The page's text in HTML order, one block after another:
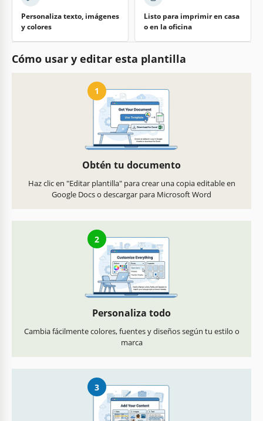
Personaliza texto, imágenes
y colores
Listo para imprimir en casa
o en la oficina
Cómo usar y editar esta plantilla
1
Obtén tu documento
Haz clic en "Editar plantilla" para crear una copia editable en
Google Docs o descargar para Microsoft Word
2
Personaliza todo
Cambia fácilmente colores, fuentes y diseños según tu estilo o
marca
3